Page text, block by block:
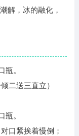
解，冰的融化，
。
送三直立）
。
紧挨着慢倒；